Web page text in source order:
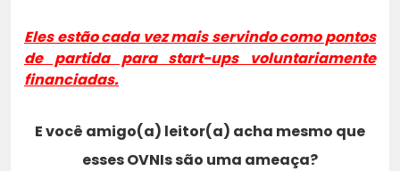
Eles estão cada vez mais servindo como pontos
de partida para start-ups voluntariamente
financiadas.
E você amigo(a) leitor(a) acha mesmo que
esses OVNIs são uma ameaça?